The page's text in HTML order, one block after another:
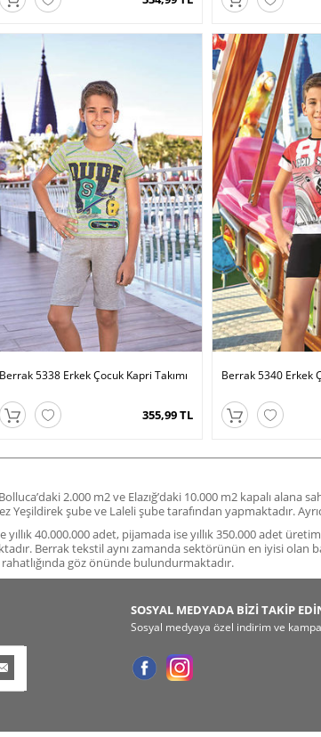
Berrak 5338 Erkek Çocuk Kapri Takımı
355,99 TL
Berrak 5340 Erkek
2.000 m2 ve Elazığ’daki 10.000 m2 kapalı
Yeşildirek şube ve Laleli şube tarafından yapmaktadır.
40.000.000 adet, pijamada ise yıllık 350.000 adet
Berrak tekstil aynı zamanda sektörünün en iyisi olan
göz önünde bulundurmaktadır.
SOSYAL MEDYADA BİZİ TAKİP
Sosyal medyaya özel indirim ve